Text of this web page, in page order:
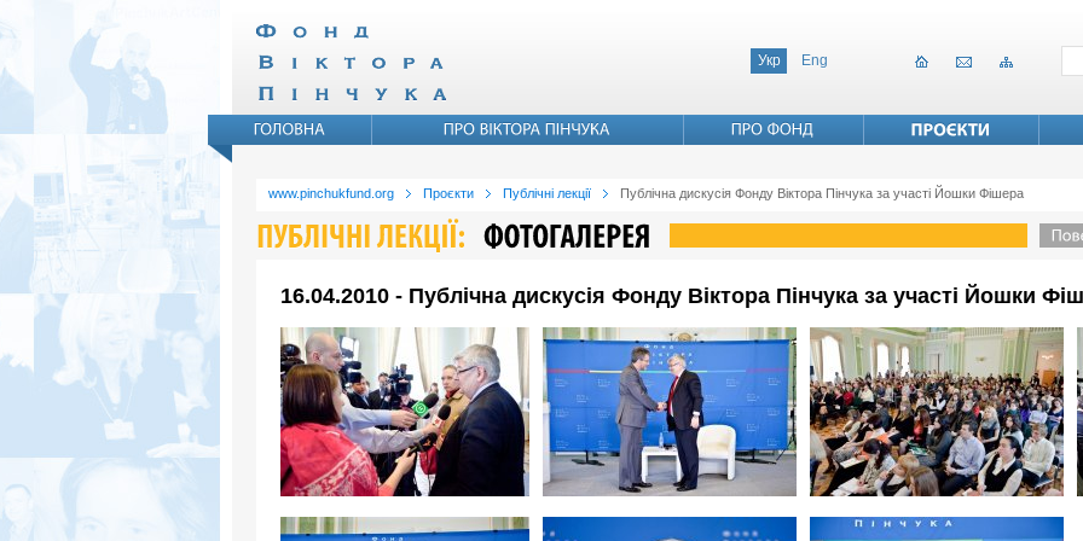
Укр Eng
www.pinchukfund.org Проєкти Публічні лекції Публічна дискусія Фонду Віктора Пінчука за участі Йошки Фішера
16.04.2010 - Публічна дискусія Фонду Віктора Пінчука за участі Йошки